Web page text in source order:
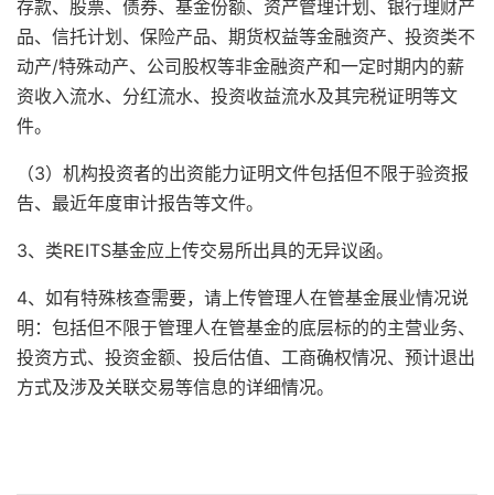
存款、股票、债券、基金份额、资产管理计划、银行理财产
品、信托计划、保险产品、期货权益等金融资产、投资类不
动产/特殊动产、公司股权等非金融资产和一定时期内的薪
资收入流水、分红流水、投资收益流水及其完税证明等文
件。
（3）机构投资者的出资能力证明文件包括但不限于验资报
告、最近年度审计报告等文件。
3、类REITS基金应上传交易所出具的无异议函。
4、如有特殊核查需要，请上传管理人在管基金展业情况说
明：包括但不限于管理人在管基金的底层标的的主营业务、
投资方式、投资金额、投后估值、工商确权情况、预计退出
方式及涉及关联交易等信息的详细情况。